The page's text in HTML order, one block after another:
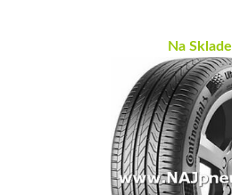
Na Sklade